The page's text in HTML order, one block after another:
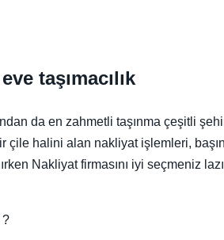
taşımacılık
da en zahmetli taşınma çeşitli
halini alan nakliyat işlemleri,
Nakliyat firmasını iyi seçmeniz
?